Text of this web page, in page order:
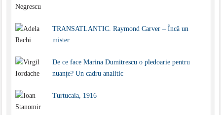
TRANSATLANTIC. Raymond Carver – Încă un
mister
De ce face Marina Dumitrescu o pledoarie pentru
nuanțe? Un cadru analitic
Turtucaia, 1916